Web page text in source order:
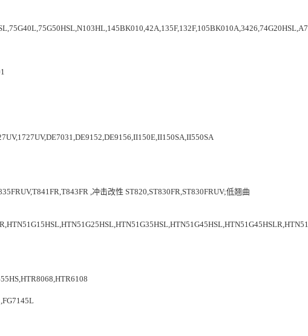
,冲击改性 ST820,ST830FR,ST830FRUV;低翘曲